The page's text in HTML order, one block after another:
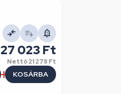
27 023 Ft
Nettó21 278 Ft
KOSÁRBA